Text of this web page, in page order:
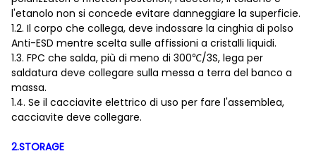
l'etanolo non si concede evitare danneggiare la superficie.
1.2. Il corpo che collega, deve indossare la cinghia di polso
Anti-ESD mentre scelta sulle affissioni a cristalli liquidi.
1.3. FPC che salda, più di meno di 300℃/3S, lega per
saldatura deve collegare sulla messa a terra del banco a
massa.
1.4. Se il cacciavite elettrico di uso per fare l'assemblea,
cacciavite deve collegare.
2.STORAGE